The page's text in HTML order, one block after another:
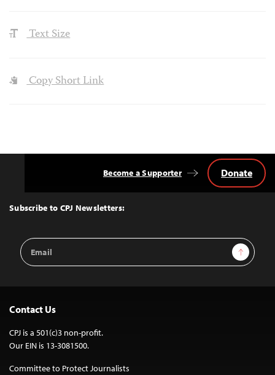
Text Size
Copy Short Link
Top
Subscribe to CPJ Newsletters:
Email
Address
Sign Up
Become a Supporter Donate
Contact Us
CPJ is a 501(c)3 non-profit.
Our EIN is 13-3081500.
Committee to Protect Journalists